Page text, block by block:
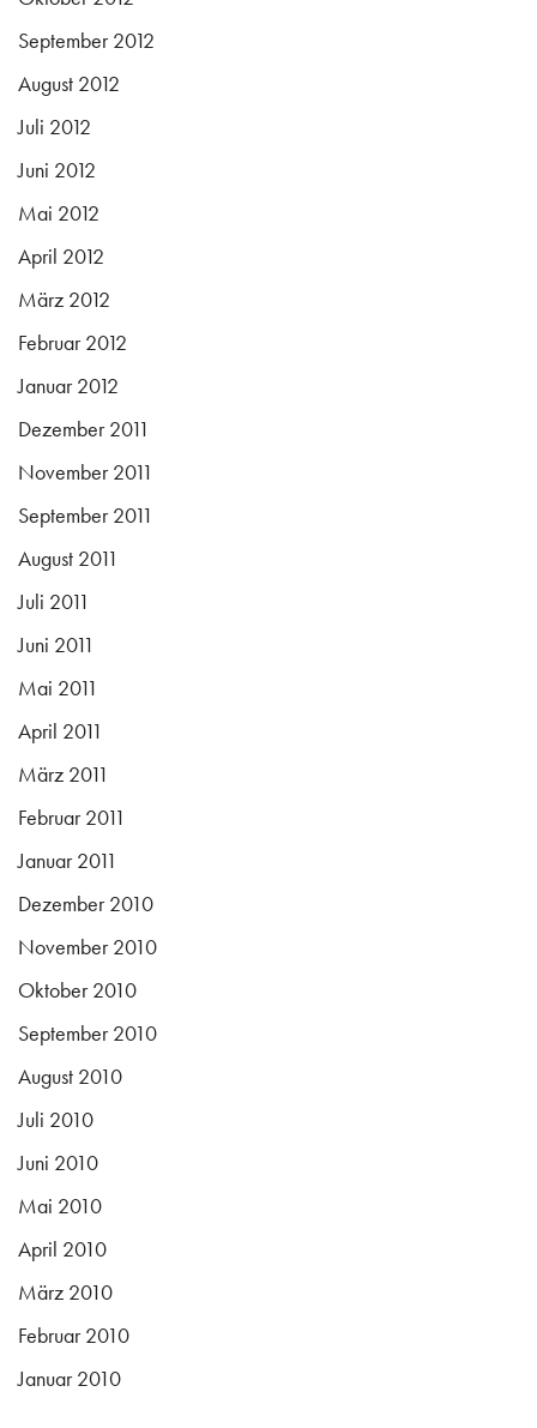
September 2012
August 2012
Juli 2012
Juni 2012
Mai 2012
April 2012
März 2012
Februar 2012
Januar 2012
Dezember 2011
November 2011
September 2011
August 2011
Juli 2011
Juni 2011
Mai 2011
April 2011
März 2011
Februar 2011
Januar 2011
Dezember 2010
November 2010
Oktober 2010
September 2010
August 2010
Juli 2010
Juni 2010
Mai 2010
April 2010
März 2010
Februar 2010
Januar 2010